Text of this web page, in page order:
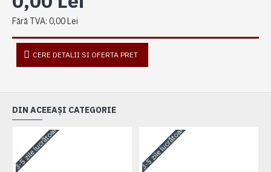
Fără TVA: 0,00 Lei
CERE DETALII SI OFERTA PRET
DIN ACEEAȘI CATEGORIE
3-5 zile lucrătoare 3-5 zile lucrătoare